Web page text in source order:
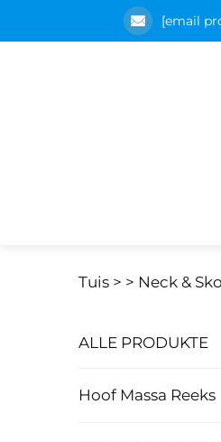
[email
Tuis > > Neck &
ALLE PRODUKTE
Hoof Massa Reeks